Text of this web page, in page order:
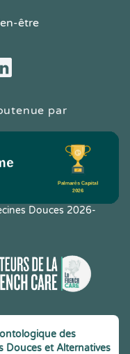
être
par
Douces 2026-
des
Douces et Alternatives